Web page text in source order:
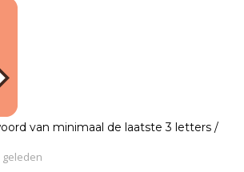
van minimaal de laatste 3 letters /
geleden